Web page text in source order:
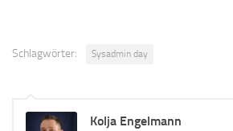
Schlagwörter: Sysadmin day
Kolja Engelmann